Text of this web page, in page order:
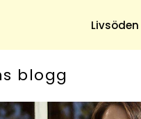
Livsöden
& Trädgård
blogg